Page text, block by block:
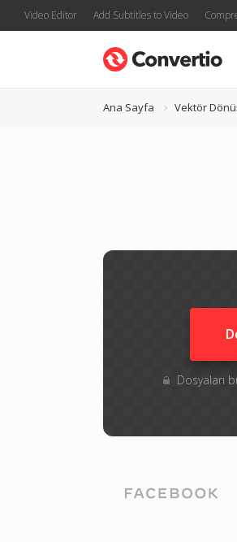
Video Editor Add Subtitles to Video
Ana Sayfa Vektör
Dosyaları